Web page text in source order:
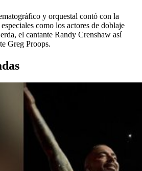
y orquestal contó con la
como los actores de doblaje
el cantante Randy Crenshaw así
Greg Proops.